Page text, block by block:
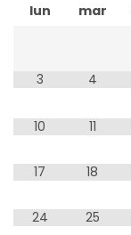
lun mar
3 4
10 11
17 18
24 25